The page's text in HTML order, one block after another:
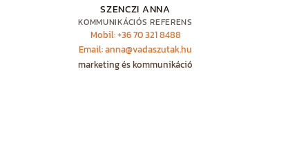
SZENCZI ANNA
KOMMUNIKÁCIÓS REFERENS
Mobil: +36 70 321 8488
Email: anna@vadaszutak.hu
marketing és kommunikáció